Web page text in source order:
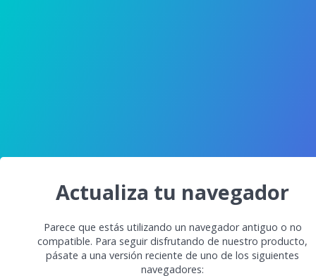
Actualiza tu navegador
Parece que estás utilizando un navegador antiguo o no
compatible. Para seguir disfrutando de nuestro producto,
pásate a una versión reciente de uno de los siguientes
navegadores: